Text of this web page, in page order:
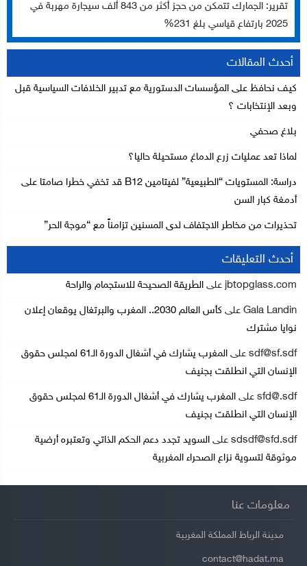
تقرير: الجمارك تتمكن من حجز أكثر من 843 ألف سيجارة مهربة في
2025 بارتفاع قياسي بلغ 231%
أحدث المقالات
كيف نحافظ على المؤسسات الدستورية مع تدبير الخلافات السياسية قبل
وبعد الإنتخابات ؟
بلاغ صحفي
لماذا تعد عمليات زرع الدماغ مستحيلة حاليا؟
دراسة: المستويات “الطبيعية” لفيتامين B12 قد تخفي خطرا صامتا على
أدمغة كبار السن
تحذيرات من مخاطر الاجتفاف لدى المسنين تزامناً مع “موجة الحر”
أحدث التعليقات
jbtopglass.com على الطريقة الصحيحة للاستجمام والراحة
Gala Landin على
كأس العالم 2030.. المغرب والبرتغال يوقعان إعلان
نوايا مشترك
sdf@sf.sdf على
المغرب يشارك في أشغال الدورة الـ61 لمجلس حقوق
الإنسان التي انطلقت بجنيف
sfd@.sdf على
المغرب يشارك في أشغال الدورة الـ61 لمجلس حقوق
الإنسان التي انطلقت بجنيف
sdsdf@sfd.sdf على السويد تجدد دعم الحكم الذاتي وتعتبره أرضية
موثوقة لتسوية نزاع الصحراء المغربية
معلومات عنا
مدينة الرباط المملكة المغربية